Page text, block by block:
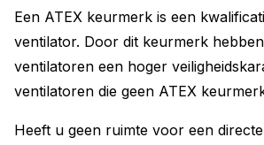
Een ATEX keurmerk is een
ventilator. Door dit keurmerk
ventilatoren een hoger
ventilatoren die geen ATEX
Heeft u geen ruimte voor een